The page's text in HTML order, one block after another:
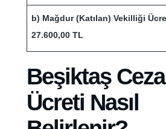
b) Mağdur (Katılan)
27.600,00 TL
Beşiktaş
Ücreti Nasıl